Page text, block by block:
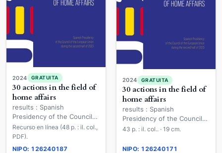
2024 GRATUITA
30 actions in the field of
home affairs
results : Spanish
Presidency of the Council
of the European Union
during the second half of
Recurso en línea (48 p. : il. col.,
PDF).
NIPO: 126240187
2024 GRATUITA
30 actions in the field of
home affairs
results : Spanish
Presidency of the Council
of the European Union
2023
43 p. : il. col.. · 19 cm.
NIPO: 126240171